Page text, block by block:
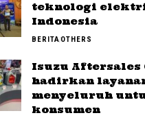
teknologi
Indonesia
BERITAOTHERS
Isuzu Aftersales
hadirkan
menyeluruh
konsumen